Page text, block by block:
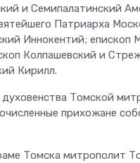
и Семипалатинский
Патриарха
Иннокентий; епископ
Колпашевский и
Кирилл.
Томской
прихожане
Томска митрополит